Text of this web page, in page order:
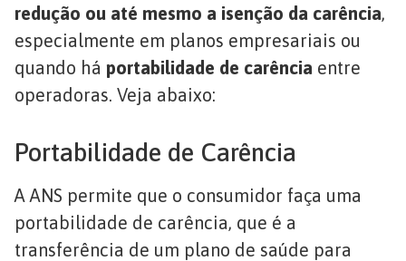
redução ou até mesmo a isenção da carência,
especialmente em planos empresariais ou
quando há portabilidade de carência entre
operadoras. Veja abaixo:
Portabilidade de Carência
A ANS permite que o consumidor faça uma
portabilidade de carência, que é a
transferência de um plano de saúde para